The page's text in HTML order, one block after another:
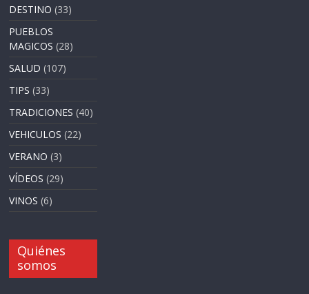
DESTINO (33)
PUEBLOS
MAGICOS (28)
SALUD (107)
TIPS (33)
TRADICIONES (40)
VEHICULOS (22)
VERANO (3)
VÍDEOS (29)
VINOS (6)
Quiénes
somos